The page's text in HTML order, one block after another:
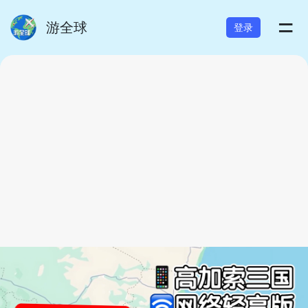
游全球 登录 =